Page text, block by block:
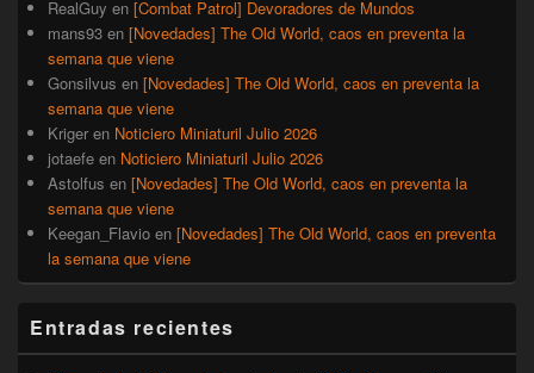
RealGuy en [Combat Patrol] Devoradores de Mundos
mans93 en [Novedades] The Old World, caos en preventa la
semana que viene
Gonsilvus en [Novedades] The Old World, caos en preventa la
semana que viene
Kriger en Noticiero Miniaturil Julio 2026
jotaefe en Noticiero Miniaturil Julio 2026
Astolfus en [Novedades] The Old World, caos en preventa la
semana que viene
Keegan_Flavio en [Novedades] The Old World, caos en preventa
la semana que viene
Entradas recientes